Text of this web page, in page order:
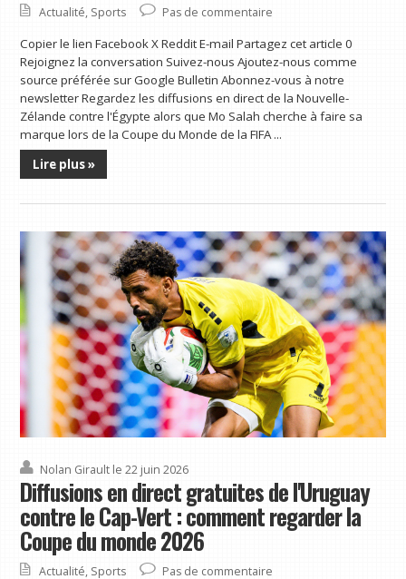
Actualité, Sports Pas de commentaire
Copier le lien Facebook X Reddit E-mail Partagez cet article 0
Rejoignez la conversation Suivez-nous Ajoutez-nous comme
source préférée sur Google Bulletin Abonnez-vous à notre
newsletter Regardez les diffusions en direct de la Nouvelle-
Zélande contre l'Égypte alors que Mo Salah cherche à faire sa
marque lors de la Coupe du Monde de la FIFA ...
Lire plus »
Nolan Girault le 22 juin 2026
Diffusions en direct gratuites de l'Uruguay
contre le Cap-Vert : comment regarder la
Coupe du monde 2026
Actualité, Sports Pas de commentaire